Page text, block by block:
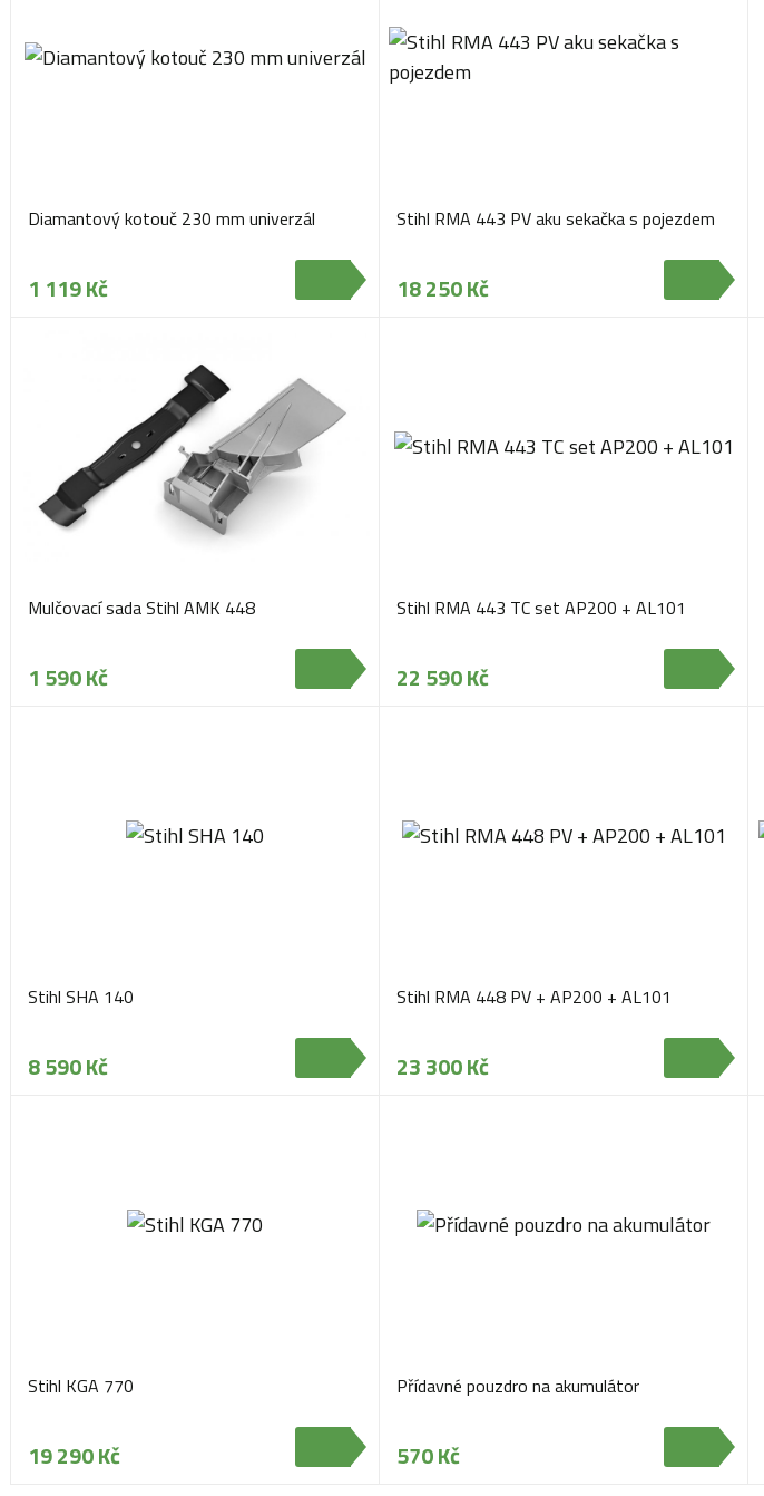
Diamantový kotouč 230 mm univerzál
1 119 Kč
Stihl RMA 443 PV aku sekačka s pojezdem
18 250 Kč
Mulčovací sada Stihl AMK 448
1 590 Kč
Stihl RMA 443 TC set AP200 + AL101
22 590 Kč
Stihl SHA 140
8 590 Kč
Stihl RMA 448 PV + AP200 + AL101
23 300 Kč
Stihl KGA 770
19 290 Kč
Přídavné pouzdro na akumulátor
570 Kč